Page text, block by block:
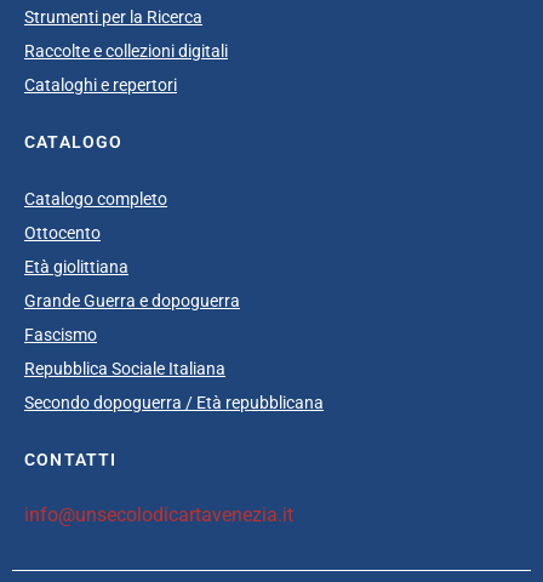
Strumenti per la Ricerca
Raccolte e collezioni digitali
Cataloghi e repertori
CATALOGO
Catalogo completo
Ottocento
Età giolittiana
Grande Guerra e dopoguerra
Fascismo
Repubblica Sociale Italiana
Secondo dopoguerra / Età repubblicana
CONTATTI
info@unsecolodicartavenezia.it